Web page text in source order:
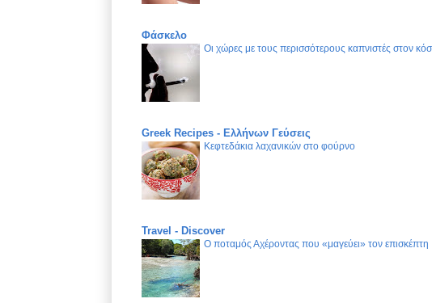
Φάσκελο
Οι χώρες με τους περισσότερους καπνιστές στον
Greek Recipes - Ελλήνων Γεύσεις
Κεφτεδάκια λαχανικών στο φούρνο
Travel - Discover
Ο ποταμός Αχέροντας που «μαγεύει» τον επισκέπτη